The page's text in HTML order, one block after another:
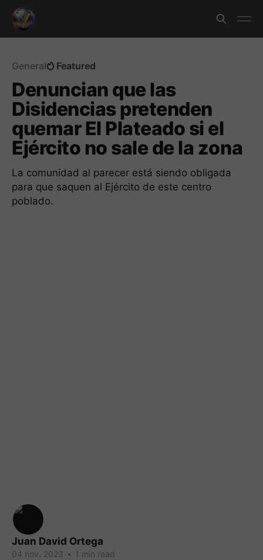
General Featured
Denuncian que las
Disidencias pretenden
quemar El Plateado si el
Ejército no sale de la zona
La comunidad al parecer está siendo obligada
para que saquen al Ejército de este centro
poblado.
Juan David Ortega
04 nov. 2023 • 1 min read